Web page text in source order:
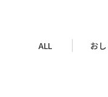
ALL お